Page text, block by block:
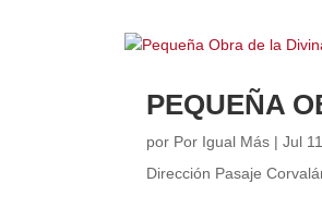
PEQUEÑA
por Por Igual Más |Jul
Dirección Pasaje